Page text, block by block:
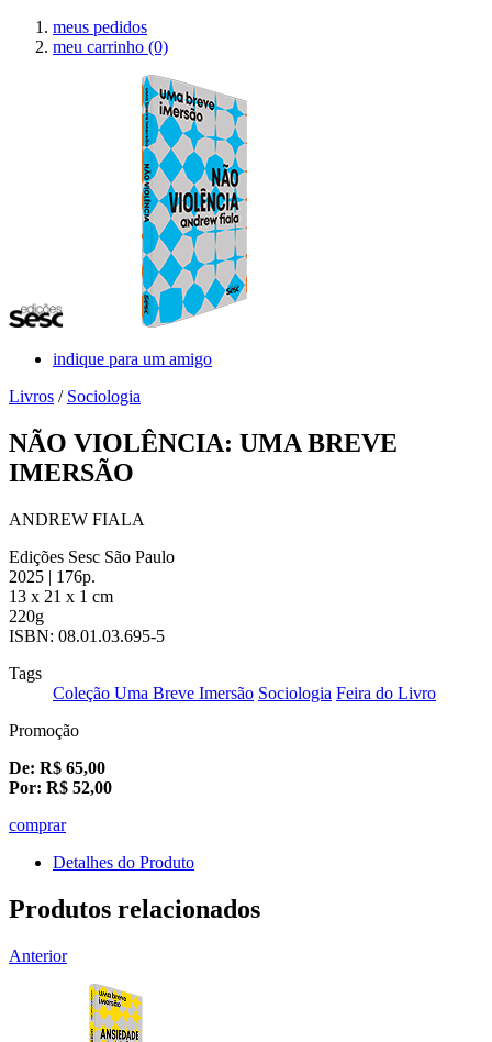
meus pedidos
meu carrinho (0)
indique para um amigo
Livros / Sociologia
NÃO VIOLÊNCIA: UMA BREVE
IMERSÃO
ANDREW FIALA
Edições Sesc São Paulo
2025 | 176p.
13 x 21 x 1 cm
220g
ISBN: 08.01.03.695-5
Tags
Coleção Uma Breve Imersão Sociologia Feira do Livro
Promoção
De: R$ 65,00
Por: R$ 52,00
comprar
Detalhes do Produto
Produtos relacionados
Anterior